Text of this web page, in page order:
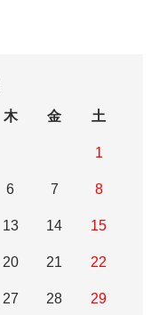
木 金 土
1
6 7 8
13 14 15
20 21 22
27 28 29